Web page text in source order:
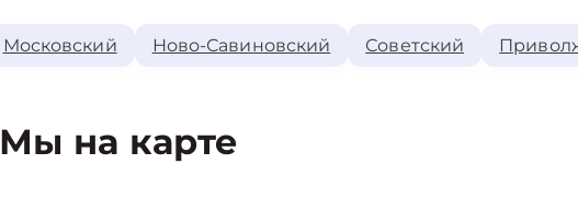
Московский Ново-Савиновский Советский
Мы на карте